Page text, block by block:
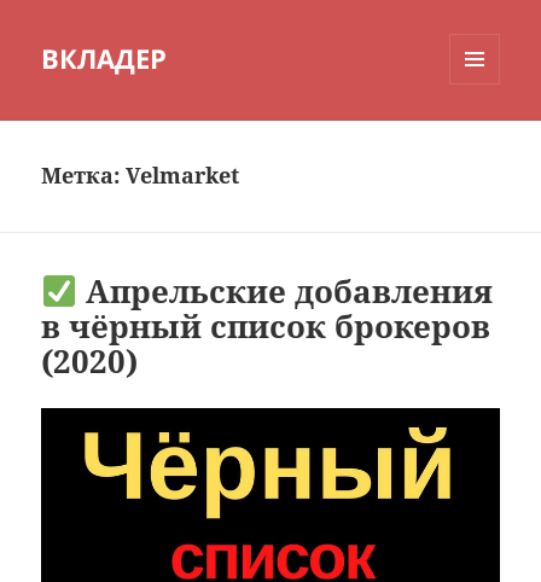
ВКЛАДЕР
Метка:Velmarket
Апрельские добавления
в чёрный список брокеров
(2020)